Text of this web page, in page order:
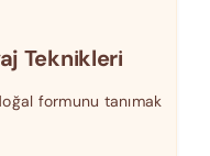
Teknikleri
formunu tanımak